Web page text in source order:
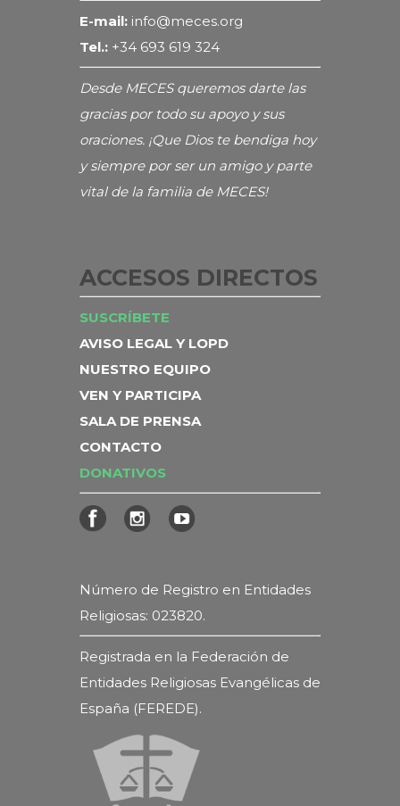
E-mail: info@meces.org
Tel.: +34 693 619 324
Desde MECES queremos darte las
gracias por todo su apoyo y sus
oraciones. ¡Que Dios te bendiga hoy
y siempre por ser un amigo y parte
vital de la familia de MECES!
ACCESOS DIRECTOS
SUSCRÍBETE
AVISO LEGAL Y LOPD
NUESTRO EQUIPO
VEN Y PARTICIPA
SALA DE PRENSA
CONTACTO
DONATIVOS
Número de Registro en Entidades
Religiosas: 023820.
Registrada en la Federación de
Entidades Religiosas Evangélicas de
España (FEREDE).